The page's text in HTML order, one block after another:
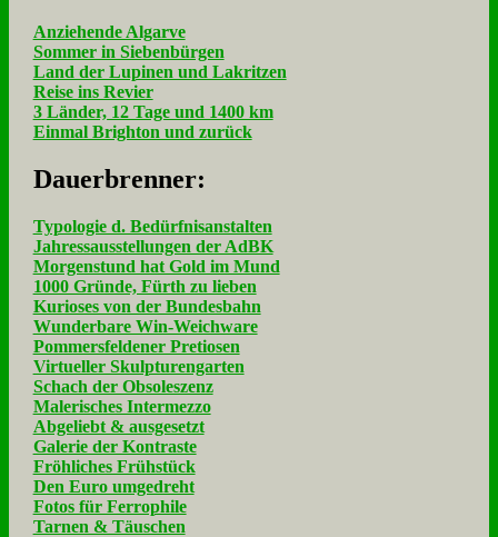
Anziehende Algarve
Sommer in Siebenbürgen
Land der Lupinen und Lakritzen
Reise ins Revier
3 Länder, 12 Tage und 1400 km
Einmal Brighton und zurück
Dau­er­bren­ner:
Typologie d. Bedürfnisanstalten
Jahressausstellungen der AdBK
Morgenstund hat Gold im Mund
1000 Gründe, Fürth zu lieben
Kurioses von der Bundesbahn
Wunderbare Win-Weichware
Pommersfeldener Pretiosen
Virtueller Skulpturengarten
Schach der Obsoleszenz
Malerisches Intermezzo
Abgeliebt & ausgesetzt
Galerie der Kontraste
Fröhliches Frühstück
Den Euro umgedreht
Fotos für Ferrophile
Tarnen & Täuschen